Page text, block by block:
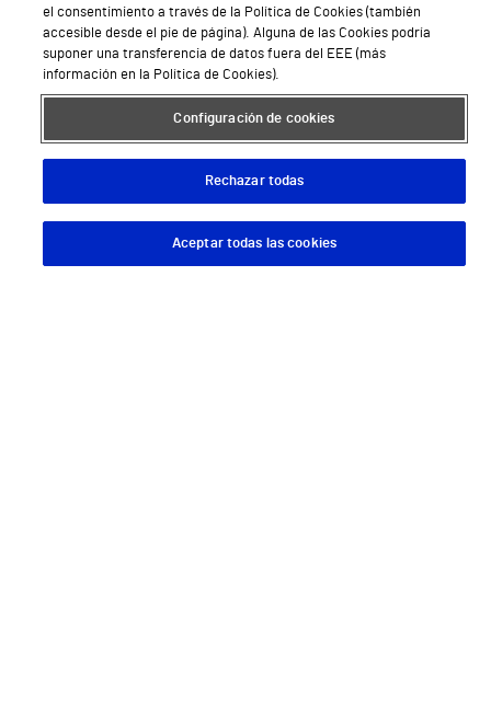
el consentimiento a través de la Política de Cookies (también
accesible desde el pie de página). Alguna de las Cookies podría
suponer una transferencia de datos fuera del EEE (más
información en la Política de Cookies).
Configuración de cookies
Rechazar todas
Aceptar todas las cookies